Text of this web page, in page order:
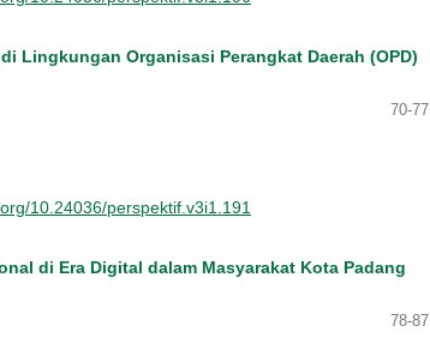
Lingkungan Organisasi Perangkat Daerah (OPD)
70-77
10.24036/perspektif.v3i1.191
di Era Digital dalam Masyarakat Kota Padang
78-87